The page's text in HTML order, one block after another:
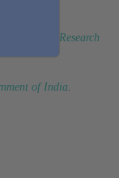
Industrial Research
of India.